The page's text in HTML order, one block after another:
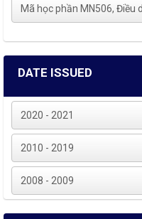
Mã học phần MN506, Điều
DATE ISSUED
2020 - 2021
2010 - 2019
2008 - 2009